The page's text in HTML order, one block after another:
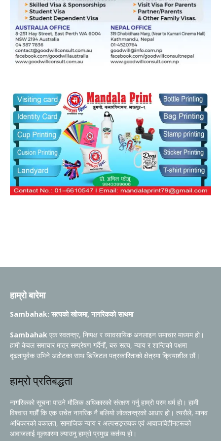
हाम्रो बारेमा
Sambahak: सत्यको खोजमा, नागरिकको साथमा
Sambahak एक स्वतन्त्र, निष्पक्ष र व्यावसायिक अनलाइन समाचार माध्यम हो।
हामी केवल समाचार मात्र सम्प्रेषण गर्दैनौं, बरु सत्य, न्याय र शान्तिको पक्षमा
दृढतापूर्वक उभिने अठोटका साथ डिजिटल पत्रकारिताको क्षेत्रमा क्रियाशील छौं।
हाम्रो प्रतिबद्धता
नागरिकको सूचना पाउने मौलिक अधिकारको संरक्षण गर्नु हाम्रो परम धर्म हो। हामी
विश्वास गर्छौं कि एक सचेत नागरिक नै बलियो लोकतन्त्रको आधार हो। त्यसैले, मानव
अधिकारको वकालत, सामाजिक न्याय र अल्पसङ्ख्यक एवं आवाजविहीनहरूको
आवाजलाई मूलधारमा ल्याउनु हाम्रो प्रमुख कर्तव्य हो।